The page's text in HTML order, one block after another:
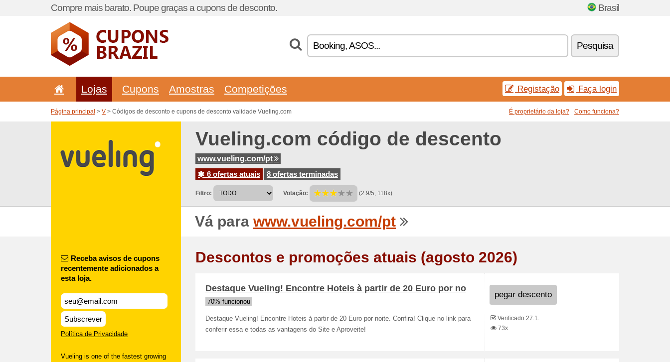
Compre mais barato. Poupe graças a cupons de desconto. Brasil
Pesquisa
Lojas Cupons Amostras Competições Registação Faça login
Página principal > V > Códigos de desconto e cupons de desconto validade Vueling.com É proprietário da loja? Como funciona?
Vueling.com código de descento
www.vueling.com/pt
6 ofertas atuais
8 ofertas terminadas
Filtro: Votação: (2.9/5, 118x)
Vá para www.vueling.com/pt
Receba avisos de cupons
recentemente adicionados a
esta loja.
Subscrever
Política de Privacidade
Vueling is one of the fastest growing
Descontos e promoções atuais (agosto 2026)
Destaque Vueling! Encontre Hoteis à partir de 20 Euro por no
70% funcionou
Destaque Vueling! Encontre Hoteis à partir de 20 Euro por noite. Confira! Clique no link para
conferir essa e todas as vantagens do Site e Aproveite!
pegar descento
Verificado 27.1.
73x